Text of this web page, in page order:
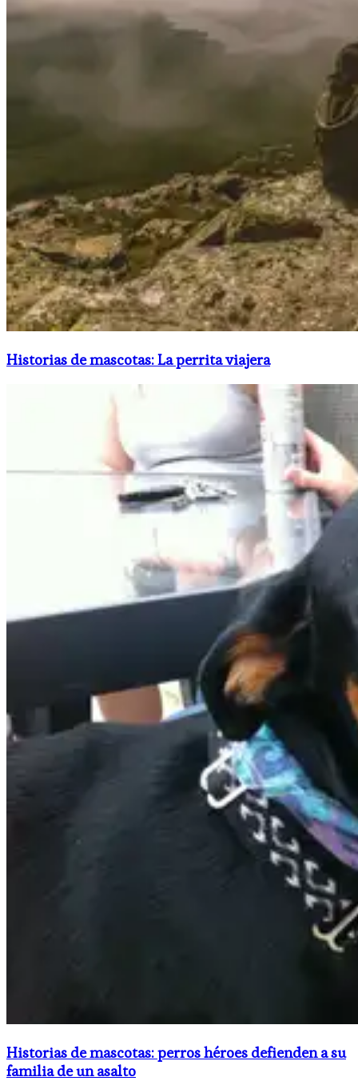
Historias de mascotas: La perrita viajera
Historias de mascotas: perros héroes defienden a su
familia de un asalto